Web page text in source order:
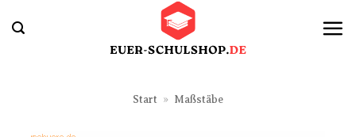
Inhalt
Start » Maßstäbe